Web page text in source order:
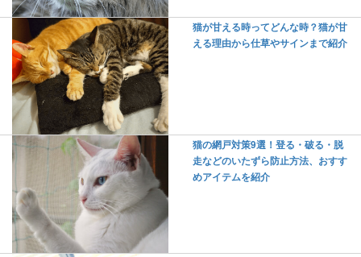
猫が甘える時ってどんな時？猫が甘
える理由から仕草やサインまで紹介
猫の網戸対策9選！登る・破る・脱
走などのいたずら防止方法、おすす
めアイテムを紹介